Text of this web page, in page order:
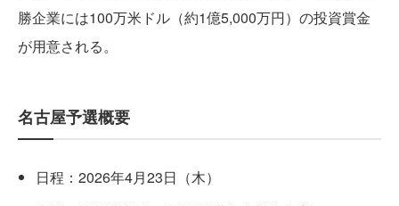
勝企業には100万米ドル（約1億5,000万円）の投資賞金
が用意される。
名古屋予選概要
日程：2026年4月23日（木）